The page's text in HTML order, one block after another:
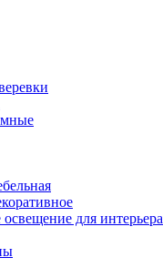
для интерьера